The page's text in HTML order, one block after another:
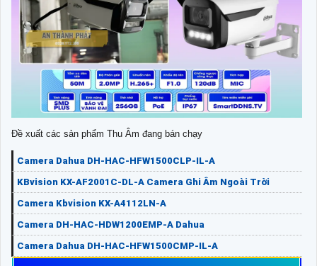
Đề xuất các sản phẩm Thu Âm đang bán chạy
Camera Dahua DH-HAC-HFW1500CLP-IL-A
KBvision KX-AF2001C-DL-A Camera Ghi Âm Ngoài Trời
Camera Kbvision KX-A4112LN-A
Camera DH-HAC-HDW1200EMP-A Dahua
Camera Dahua DH-HAC-HFW1500CMP-IL-A